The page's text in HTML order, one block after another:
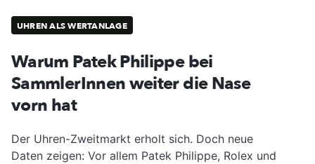
UHREN ALS WERTANLAGE
Warum Patek Philippe bei
SammlerInnen weiter die Nase
vorn hat
Der Uhren-Zweitmarkt erholt sich. Doch neue
Daten zeigen: Vor allem Patek Philippe, Rolex und